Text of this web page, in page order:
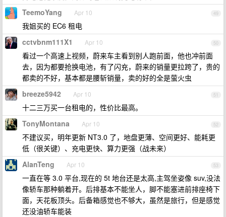
49
TeemoYang Apr 10
我姐买的 EC6 租电
50
cctvbnm111X1 Apr 10
看过一个高速上视频，蔚来车主看到别人跑前面，他也冲前面
去，因为都要抢换电池，有了闪充，蔚来的销量更拉跨了，贵的
都卖的不好，基本都是腰斩销量，卖的好的全是萤火虫
51
breeze5942 Apr 10
十二三万买一台租电的，性价比最高。
52
TonyMontana Apr 10
不建议买，明年更新 NT3.0 了，地盘更薄、空间更好、能耗更
低（很关键）、充电更快、算力更强（战未来）
53
AlanTeng Apr 10
一直在等 3.0 平台,现在的 5t 地台还是太高,主驾坐姿像 suv,没法
像轿车那种躺着开。后排基本不能坐人，脚不能塞进前排座椅下
面，天花板顶头。后备箱感觉也不够大，虽然是旅行，但是感觉
还没油轿车能装